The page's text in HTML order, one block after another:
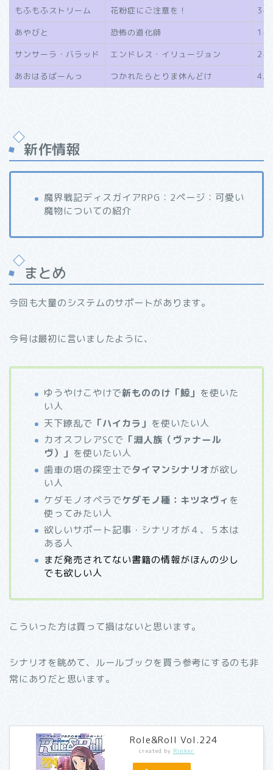
もふもふストリーム
花粉症にご注意を！
3-
あやびと
恐怖の道化師
1-
サンサーラ・バラッド
エンドレス・イリュージョン
2-
あおはるばーんっ
つかれたらとりま休んどけ 4JK
新作情報
魔界戦記ディスガイアRPG：2ページ：可愛い
魔物についての紹介
まとめ
今回も大量のシステムのサポートがあります。
今号は最初に言いましたように、
ゆうやけこやけで新もののけ「鯨」 を使いた
い人
天下繚乱で 「ハイカラ」 を使いたい人
カオスフレアSCで 「淵人族（ヴァナール
ヴ）」 を使いたい人
歯車の塔の探空士でタイマンシナリオが欲し
い人
ケダモノオペラでケダモノ種：キツネヴィ を
使ってみたい人
欲しいサポート記事・シナリオが４、５本は
ある人
まだ発売されてない書籍の情報がほんの少し
でも欲しい人
こういった方は買って損はないと思います。
シナリオを眺めて、ルールブックを買う参考にするのも非
常にありだと思います。
Role&Roll Vol.224
created by Rinker